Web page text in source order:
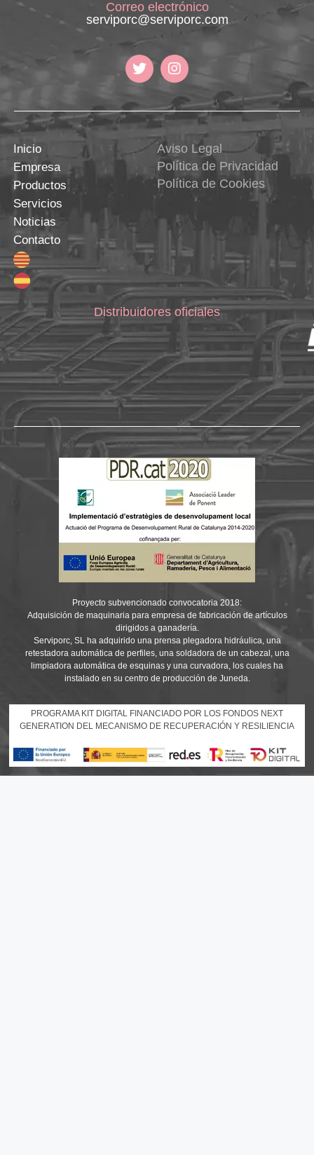
Correo electrónico
serviporc@serviporc.com
Inicio
Empresa
Productos
Servicios
Noticias
Contacto
Aviso Legal
Política de Privacidad
Política de Cookies
Distribuidores oficiales
Proyecto subvencionado convocatoria 2018:
Adquisición de maquinaria para empresa de fabricación de artículos
dirigidos a ganadería.
Serviporc, SL ha adquirido una prensa plegadora hidráulica, una
retestadora automática de perfiles, una soldadora de un cabezal, una
limpiadora automática de esquinas y una curvadora, los cuales ha
instalado en su centro de producción de Juneda.
PROGRAMA KIT DIGITAL FINANCIADO POR LOS FONDOS NEXT
GENERATION DEL MECANISMO DE RECUPERACIÓN Y RESILIENCIA